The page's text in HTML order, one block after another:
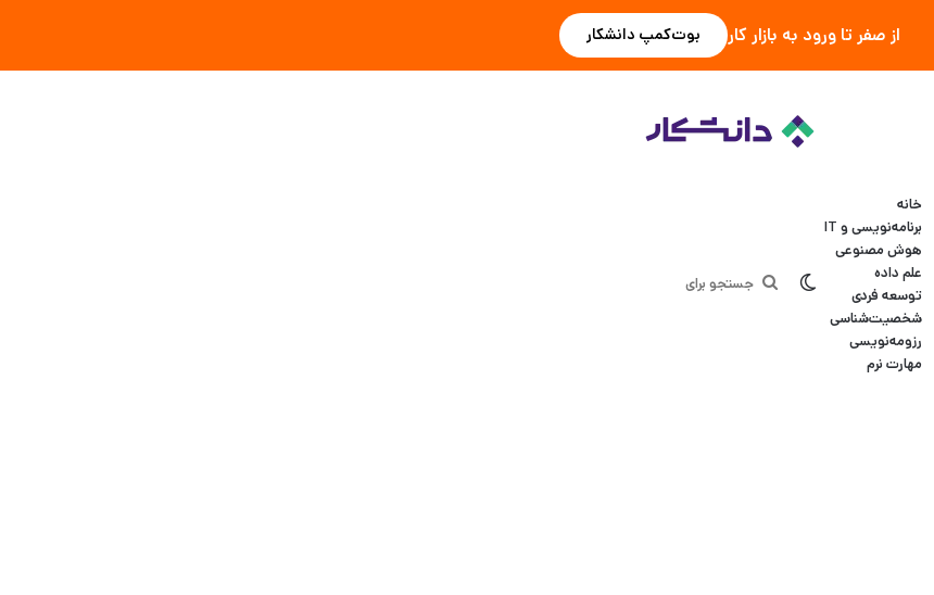
از صفر تا ورود به بازار کار بوت‌کمپ دانشکار
خانه
برنامه‌نویسی و IT
هوش مصنوعی
علم داده
توسعه فردی
شخصیت‌شناسی
رزومه‌نویسی
مهارت نرم
تغییر پوسته
جستجو